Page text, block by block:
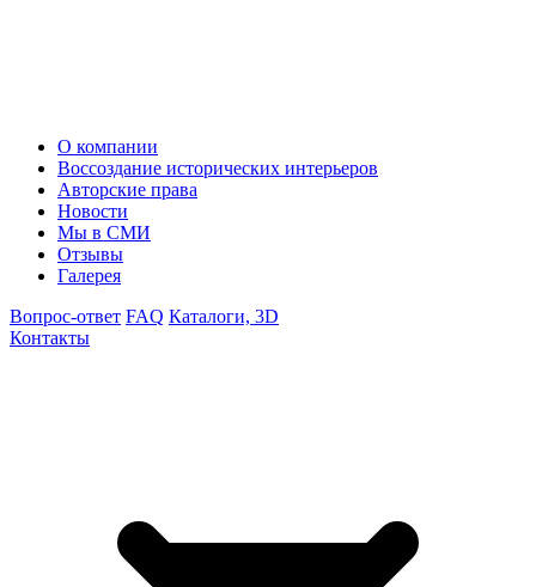
О компании
Воссоздание исторических интерьеров
Авторские права
Новости
Мы в СМИ
Отзывы
Галерея
Вопрос-ответ FAQ Каталоги, 3D
Контакты